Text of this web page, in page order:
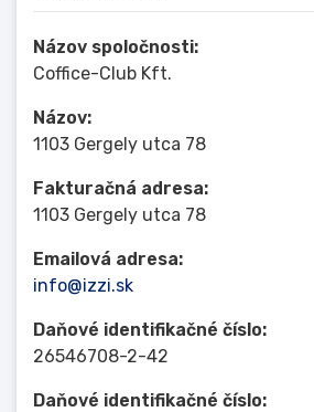
Názov spoločnosti:
Coffice-Club Kft.
Názov:
1103 Gergely utca 78
Fakturačná adresa:
1103 Gergely utca 78
Emailová adresa:
info@izzi.sk
Daňové identifikačné číslo:
26546708-2-42
Daňové identifikačné číslo: